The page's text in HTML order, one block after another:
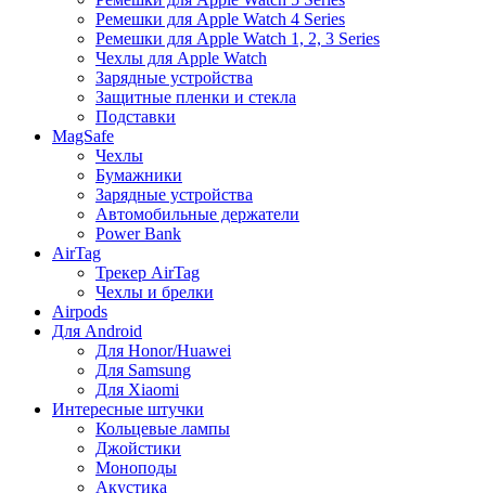
Ремешки для Apple Watch 4 Series
Ремешки для Apple Watch 1, 2, 3 Series
Чехлы для Apple Watch
Зарядные устройства
Защитные пленки и стекла
Подставки
MagSafe
Чехлы
Бумажники
Зарядные устройства
Автомобильные держатели
Power Bank
AirTag
Трекер AirTag
Чехлы и брелки
Airpods
Для Android
Для Honor/Huawei
Для Samsung
Для Xiaomi
Интересные штучки
Кольцевые лампы
Джойстики
Моноподы
Акустика